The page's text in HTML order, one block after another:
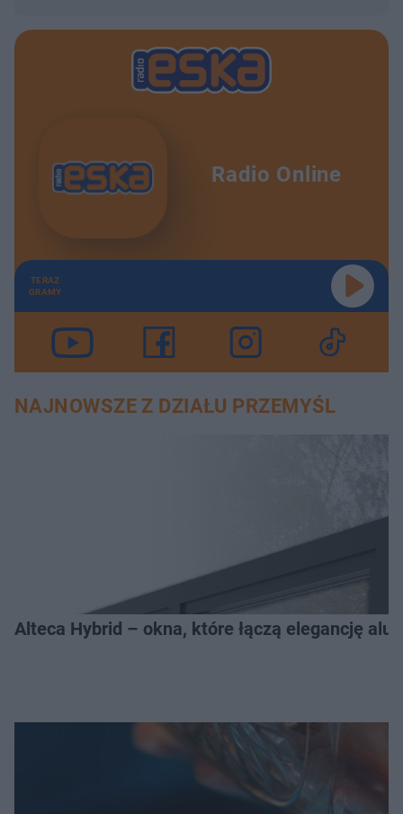
Radio Online
TERAZ
GRAMY
NAJNOWSZE Z DZIAŁU PRZEMYŚL
Alteca Hybrid – okna, które łączą elegancję